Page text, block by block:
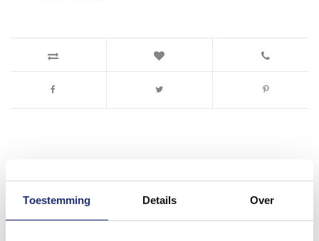
Toestemming Details Over
#mijndroombadkamer
Wij geloven in de kracht van delen. Deel jouw
badkamer op Instagram met #mijndroombadkamer